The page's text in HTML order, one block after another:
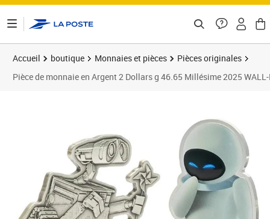
Accueil boutique Monnaies et pièces
Pièces originales
Pièce de monnaie en Argent 2 Dollars g 46.65 Millésime 2025 WALL-